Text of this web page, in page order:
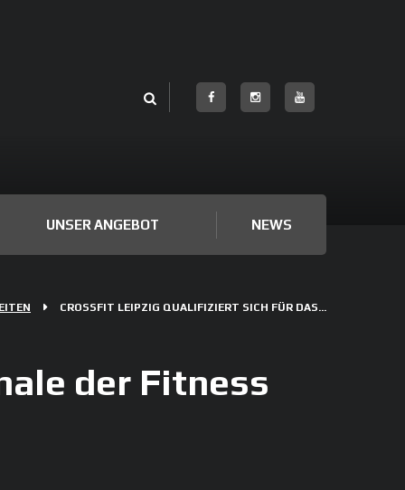
UNSER ANGEBOT NEWS
CROSSFIT LEIPZIG QUALIFIZIERT SICH FÜR DAS...
der Fitness